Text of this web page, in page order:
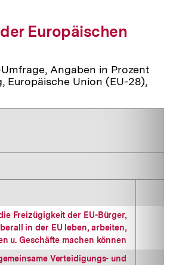
Europäischen
Angaben in Prozent
Europäische Union (EU-28),
Freizügigkeit der EU-Bürger,
in der EU leben, arbeiten,
u. Geschäfte machen können
Verteidigungs- und